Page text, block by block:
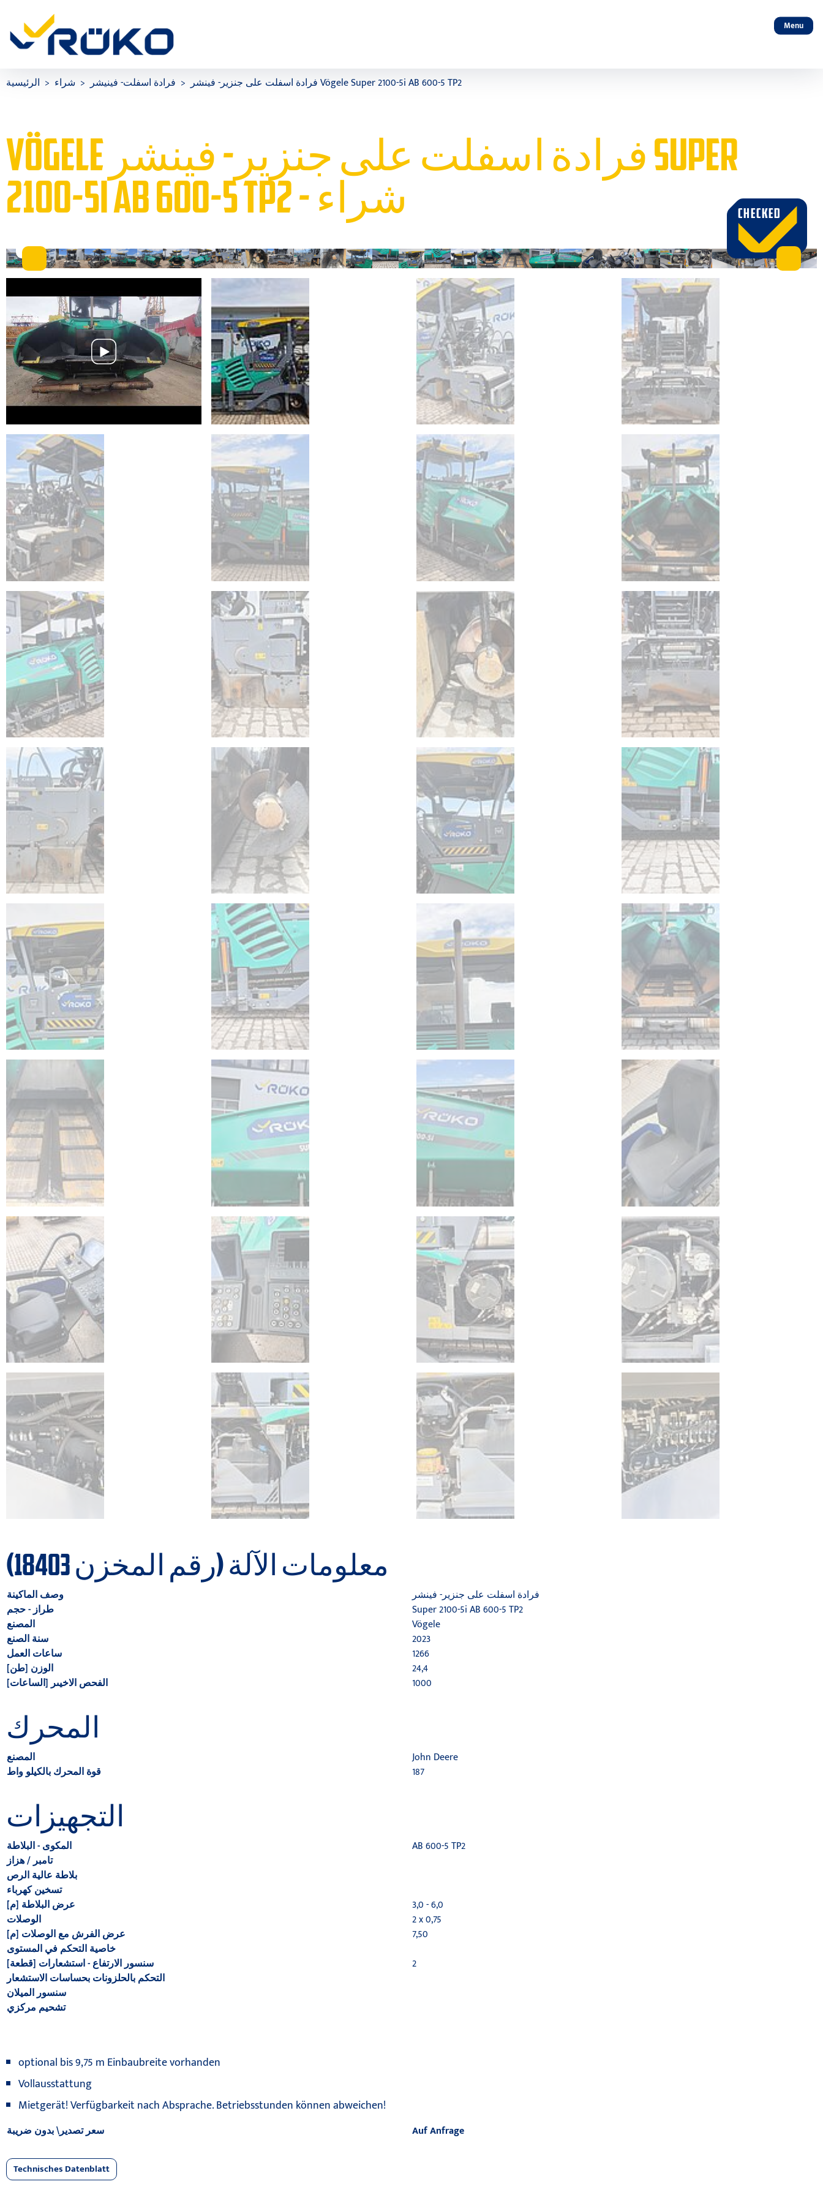
Menu
الرئيسية شراء فرادة اسفلت- فينيشر فرادة اسفلت على جنزير- فينشر Vögele Super 2100-5i AB 600-5 TP2
VÖGELE فرادة اسفلت على جنزير- فينشر SUPER
2100-5I AB 600-5 TP2 - شراء CHECKED
معلومات الآلة (رقم المخزن 18403)
وصف الماكينة
فرادة اسفلت على جنزير- فينشر
طراز - حجم
Super 2100-5i AB 600-5 TP2
المصنع
Vögele
سنة الصنع
2023
ساعات العمل
1266
الوزن [طن]
24,4
الفحص الاخيىر [الساعات]
1000
المحرك
المصنع
John Deere
قوة المحرك بالكيلو واط
187
التجهيزات
المكوى - البلاطة
AB 600-5 TP2
تامبر / هزاز
بلاطة عالية الرص
تسخين كهرباء
[م] عرض البلاطة
3,0 - 6,0
الوصلات
2 x 0,75
[م] عرض الفرش مع الوصلات
7,50
خاصية التحكم في المستوى
سنسور الارتفاع - استشعارات [قطعة]
2
التحكم بالحلزونات بحساسات الاستشعار
سنسور الميلان
تشحيم مركزي
optional bis 9,75 m Einbaubreite vorhanden
Vollausstattung
Mietgerät! Verfügbarkeit nach Absprache. Betriebsstunden können abweichen!
سعر تصدير\ بدون ضريبة Auf Anfrage
Technisches Datenblatt